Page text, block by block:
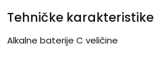
Tehničke karakteristike
Alkalne baterije C veličine